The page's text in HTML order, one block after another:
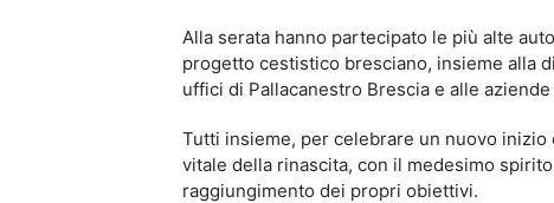
Alla serata hanno partecipato le più alte
progetto cestistico bresciano, insieme alla
uffici di Pallacanestro Brescia e alle
Tutti insieme, per celebrare un nuovo inizio
vitale della rinascita, con il medesimo
raggiungimento dei propri obiettivi.